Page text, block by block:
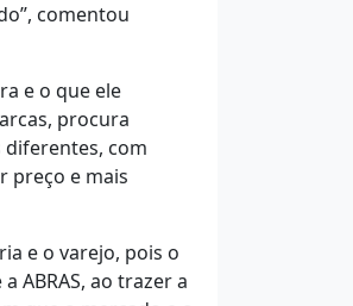
comentou
e o que ele
procura
diferentes, com
preço e mais
e o varejo, pois o
ABRAS, ao trazer a